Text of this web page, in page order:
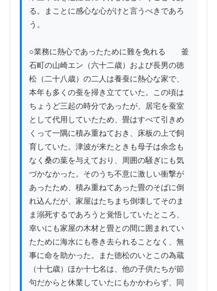
る。まことに感心な心がけと言うべきであろ
う。
○業務に熱心であったために難を免れる　　釜
石町の山崎エン（六十二歳）および長男の徳
松（二十八歳）の二人は養蚕に熱心な家で、
本年も多くの蚕を掃き立てていた。この頃は
ちょうど三起の時分であったが、居宅を蚕室
として代用していたため、畳はすべて引きめ
くって一隅に積み重ねておき、床板の上で飼
育していた。津波が来たときも母子は余念も
なく桑の葉を与えており、周囲の騒ぎにも気
づかなかった。そのうち不意に激しい衝撃が
あったため、積み重ねてあった畳のそばに倒
れ込んだが、家屋はたちまち倒壊してそのま
ま溺死するであろうと覚悟していたところ、
幸いにも家屋の木材と畳との間に囲まれてい
たために海水にも巻き去られることなく、無
事に命を助かった。また徳松のいとこの為蔵
（十七歳）ほか十七名は、他の子供たちが節
句だからと休業していたにもかかわらず、同